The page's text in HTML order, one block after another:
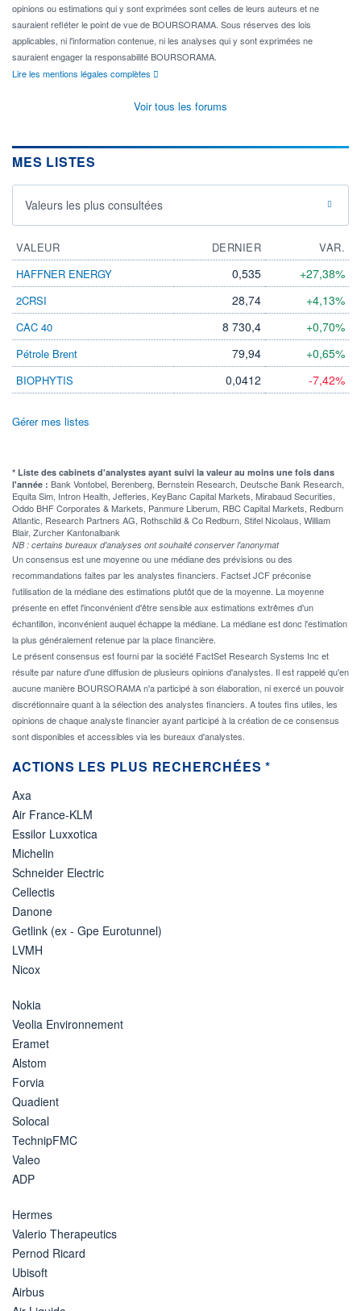
opinions ou estimations qui y sont exprimées sont celles de leurs auteurs et ne
sauraient refléter le point de vue de BOURSORAMA. Sous réserves des lois
applicables, ni l'information contenue, ni les analyses qui y sont exprimées ne
sauraient engager la responsabilité BOURSORAMA.
Lire les mentions légales complètes
Voir tous les forums
MES LISTES
Valeurs les plus consultées
VALEUR DERNIER
VAR.
HAFFNER ENERGY
0,535 +27,38%
2CRSI 28,74 +4,13%
CAC 40 8 730,4 +0,70%
Pétrole Brent 79,94 +0,65%
BIOPHYTIS 0,0412 -7,42%
Gérer mes listes
* Liste des cabinets d'analystes ayant suivi la valeur au moins une fois dans
l'année : Bank Vontobel, Berenberg, Bernstein Research, Deutsche Bank Research,
Equita Sim, Intron Health, Jefferies, KeyBanc Capital Markets, Mirabaud Securities,
Oddo BHF Corporates & Markets, Panmure Liberum, RBC Capital Markets, Redburn
Atlantic, Research Partners AG, Rothschild & Co Redburn, Stifel Nicolaus, William
Blair, Zurcher Kantonalbank
NB : certains bureaux d'analyses ont souhaité conserver l'anonymat
Un consensus est une moyenne ou une médiane des prévisions ou des
recommandations faites par les analystes financiers. Factset JCF préconise
l'utilisation de la médiane des estimations plutôt que de la moyenne. La moyenne
présente en effet l'inconvénient d'être sensible aux estimations extrêmes d'un
échantillon, inconvénient auquel échappe la médiane. La médiane est donc l'estimation
la plus généralement retenue par la place financière.
Le présent consensus est fourni par la société FactSet Research Systems Inc et
résulte par nature d'une diffusion de plusieurs opinions d'analystes. Il est rappelé qu'en
aucune manière BOURSORAMA n'a participé à son élaboration, ni exercé un pouvoir
discrétionnaire quant à la sélection des analystes financiers. A toutes fins utiles, les
opinions de chaque analyste financier ayant participé à la création de ce consensus
sont disponibles et accessibles via les bureaux d'analystes.
ACTIONS LES PLUS RECHERCHÉES *
Axa
Air France-KLM
Essilor Luxxotica
Michelin
Schneider Electric
Cellectis
Danone
Getlink (ex - Gpe Eurotunnel)
LVMH
Nicox
Nokia
Veolia Environnement
Eramet
Alstom
Forvia
Quadient
Solocal
TechnipFMC
Valeo
ADP
Hermes
Valerio Therapeutics
Pernod Ricard
Ubisoft
Airbus